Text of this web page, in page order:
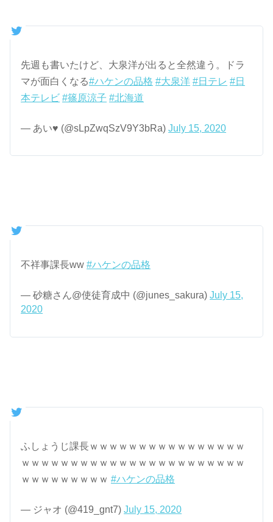
先週も書いたけど、大泉洋が出ると全然違う。ドラ
マが面白くなる#ハケンの品格 #大泉洋 #日テレ #日
本テレビ #篠原涼子 #北海道
— あい♥️ (@sLpZwqSzV9Y3bRa)July 15, 2020
不祥事課長ww#ハケンの品格
— 砂糖さん@使徒育成中 (@junes_sakura)July 15,
2020
ふしょうじ課長ｗｗｗｗｗｗｗｗｗｗｗｗｗｗｗｗ
ｗｗｗｗｗｗｗｗｗｗｗｗｗｗｗｗｗｗｗｗｗｗｗ
ｗｗｗｗｗｗｗｗｗ#ハケンの品格
— ジャオ (@419_gnt7)July 15, 2020